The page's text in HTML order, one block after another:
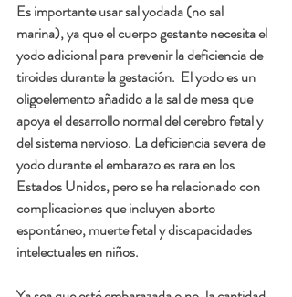
Es importante usar sal yodada (no sal
marina), ya que el cuerpo gestante necesita el
yodo adicional para prevenir la deficiencia de
tiroides durante la gestación.  El yodo es un
oligoelemento añadido a la sal de mesa que
apoya el desarrollo normal del cerebro fetal y
del sistema nervioso. La deficiencia severa de
yodo durante el embarazo es rara en los
Estados Unidos, pero se ha relacionado con
complicaciones que incluyen aborto
espontáneo, muerte fetal y discapacidades
intelectuales en niños.